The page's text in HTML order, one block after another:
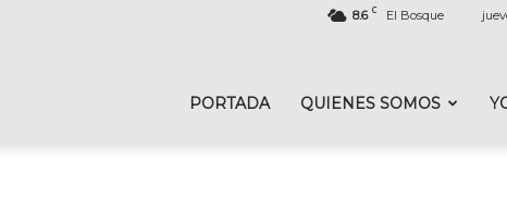
8.6 C El Bosque
PORTADA QUIENES SOMOS